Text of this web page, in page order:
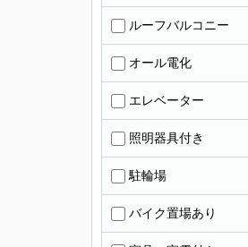
ルーフバルコニー
オール電化
エレベーター
照明器具付き
駐輪場
バイク置場あり